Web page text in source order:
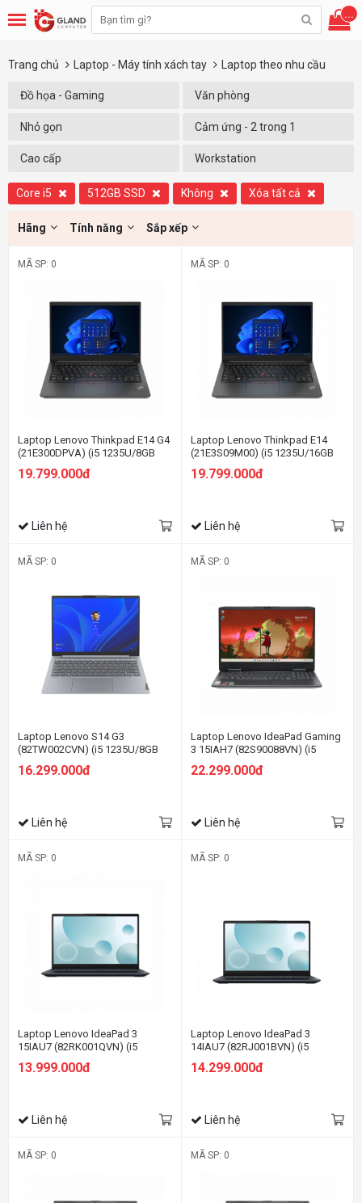
...
Trang chủ Laptop - Máy tính xách tay Laptop theo nhu cầu
Đồ họa - Gaming Văn phòng
Nhỏ gọn Cảm ứng - 2 trong 1
Cao cấp Workstation
Core i5 512GB SSD Không Xóa tất cả
Hãng Tính năng Sắp xếp
MÃ SP: 0
Laptop Lenovo Thinkpad E14 G4
(21E300DPVA) (i5 1235U/8GB
Đen)
19.799.000đ
Liên hệ
MÃ SP: 0
Laptop Lenovo Thinkpad E14
(21E3S09M00) (i5 1235U/16GB
Đen)
19.799.000đ
Liên hệ
MÃ SP: 0
Laptop Lenovo S14 G3
(82TW002CVN) (i5 1235U/8GB
RAM/512GB SSD/14
FHD/Win11/Xám)
16.299.000đ
Liên hệ
MÃ SP: 0
Laptop Lenovo IdeaPad Gaming
3 15IAH7 (82S90088VN) (i5
12500H/16GB RAM/512GB
SSD/15.6 FHD/RTX 3050Ti
22.299.000đ
Liên hệ
MÃ SP: 0
Laptop Lenovo IdeaPad 3
15IAU7 (82RK001QVN) (i5
SSD/15.6 FHD/Win11/Xanh)
13.999.000đ
Liên hệ
MÃ SP: 0
Laptop Lenovo IdeaPad 3
14IAU7 (82RJ001BVN) (i5
FHD/Win11/Xanh)
14.299.000đ
Liên hệ
MÃ SP: 0 MÃ SP: 0